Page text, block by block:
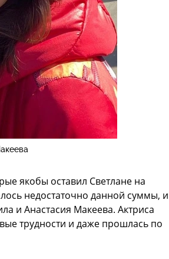
якобы оставил Светлане на
недостаточно данной суммы, и
и Анастасия Макеева. Актриса
трудности и даже прошлась по